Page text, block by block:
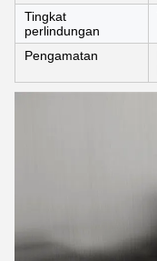
Tingkat
perlindungan
Pengamatan